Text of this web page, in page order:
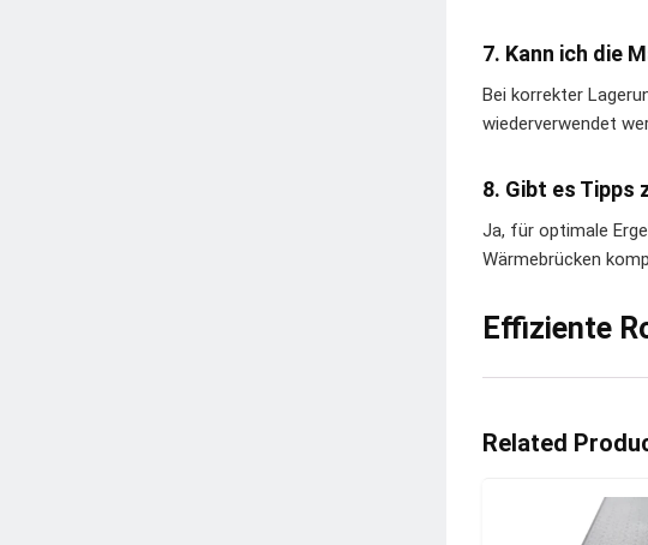
7. Kann ich die
Bei korrekter
wiederverwendet
8. Gibt es Tipps
Ja, für optimale
Wärmebrücken
Effiziente
Related